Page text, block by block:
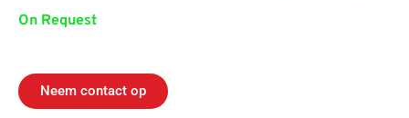
On Request
Neem contact op